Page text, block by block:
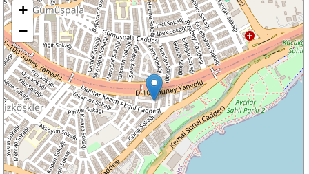
+
−